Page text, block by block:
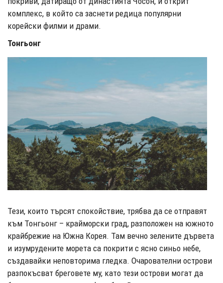
комплекс, в който са заснети редица популярни
корейски филми и драми.
Тонгьонг
Тези, които търсят спокойствие, трябва да се отправят
към Тонгьонг – крайморски град, разположен на южното
крайбрежие на Южна Корея. Там вечно зелените дървета
и изумрудените морета са покрити с ясно синьо небе,
създавайки неповторима гледка. Очарователни острови
разпокъсват бреговете му, като тези острови могат да